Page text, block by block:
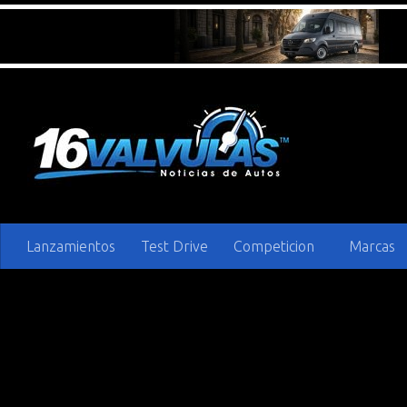
Lanzamientos Test Drive Competicion Marcas